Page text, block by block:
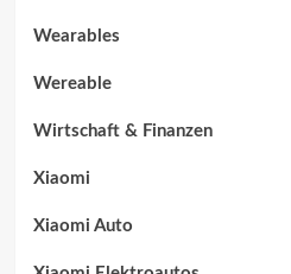
Wearables
Wereable
Wirtschaft & Finanzen
Xiaomi
Xiaomi Auto